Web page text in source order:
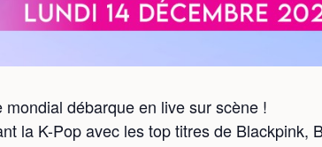
débarque en live sur scène !
la K-Pop avec les top titres de Blackpink,